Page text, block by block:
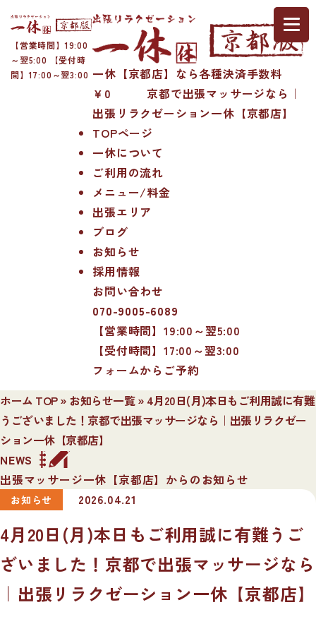
【営業時間】19:00
～翌5:00 【受付時
間】17:00～翌3:00 一休【京都店】なら各種決済手数料
￥0 京都で出張マッサージなら｜
出張リラクゼーション一休【京都店】
TOPページ
一休について
ご利用の流れ
メニュー/料金
出張エリア
ブログ
お知らせ
採用情報
お問い合わせ
070-9005-6089
【営業時間】19:00～翌5:00
【受付時間】17:00～翌3:00
フォームからご予約
ホーム TOP» お知らせ一覧» 4月20日(月)本日もご利用誠に有難
うございました！京都で出張マッサージなら｜出張リラクゼー
ション一休【京都店】
NEWS
出張マッサージ一休【京都店】からのお知らせ
お知らせ 2026.04.21
4月20日(月)本日もご利用誠に有難うご
ざいました！京都で出張マッサージなら
｜出張リラクゼーション一休【京都店】